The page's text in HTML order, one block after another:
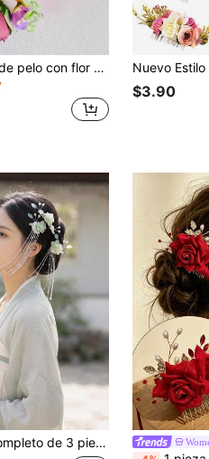
1 pieza Pinza de pelo con flor artificial para mujer, accesorio decorativo floral para peinados recogidos, adecuado para festivales, playa, fotografía y uso diario, sin embalaje de tarjeta
$3.90
volver a la escuela, con pasador de borlas, corona para el cabello, peine y palillo, adornos para disfraz de estilo antiguo